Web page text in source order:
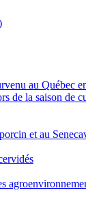
au Québec
de la saison de
et au